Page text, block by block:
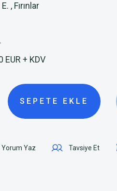
, Fırınlar
EUR + KDV
SEPETE EKLE
Yorum Yaz Tavsiye Et